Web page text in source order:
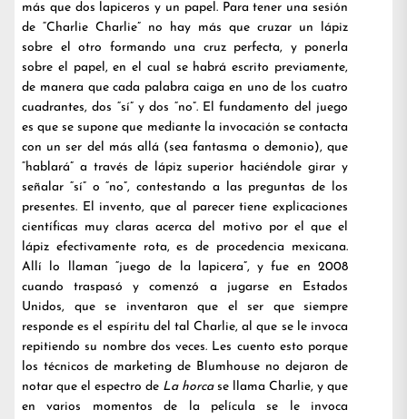
más que dos lapiceros y un papel. Para tener una sesión
de “Charlie Charlie” no hay más que cruzar un lápiz
sobre el otro formando una cruz perfecta, y ponerla
sobre el papel, en el cual se habrá escrito previamente,
de manera que cada palabra caiga en uno de los cuatro
cuadrantes, dos “sí” y dos “no”. El fundamento del juego
es que se supone que mediante la invocación se contacta
con un ser del más allá (sea fantasma o demonio), que
“hablará” a través de lápiz superior haciéndole girar y
señalar “sí” o “no”, contestando a las preguntas de los
presentes. El invento, que al parecer tiene explicaciones
científicas muy claras acerca del motivo por el que el
lápiz efectivamente rota, es de procedencia mexicana.
Allí lo llaman “juego de la lapicera”, y fue en 2008
cuando traspasó y comenzó a jugarse en Estados
Unidos, que se inventaron que el ser que siempre
responde es el espíritu del tal Charlie, al que se le invoca
repitiendo su nombre dos veces. Les cuento esto porque
los técnicos de marketing de Blumhouse no dejaron de
notar que el espectro de La horcase llama Charlie, y que
en varios momentos de la película se le invoca